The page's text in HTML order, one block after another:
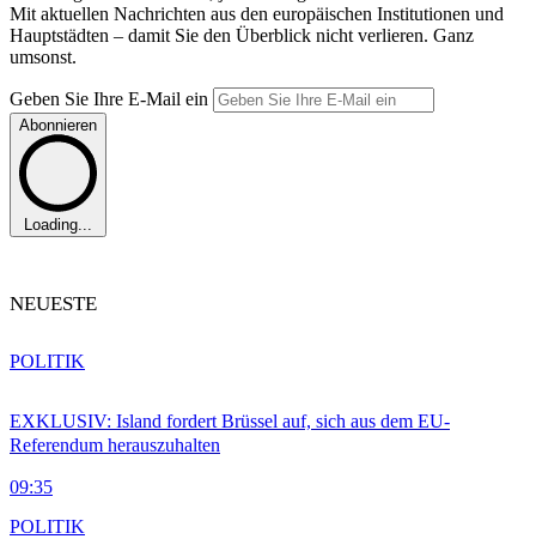
Mit aktuellen Nachrichten aus den europäischen Institutionen und
Hauptstädten – damit Sie den Überblick nicht verlieren. Ganz
umsonst.
Geben Sie Ihre E-Mail ein
Abonnieren
Loading...
NEUESTE
EXKLUSIV: Island fordert Brüssel auf, sich aus dem EU-
Referendum herauszuhalten
09:35
POLITIK
POLITIK